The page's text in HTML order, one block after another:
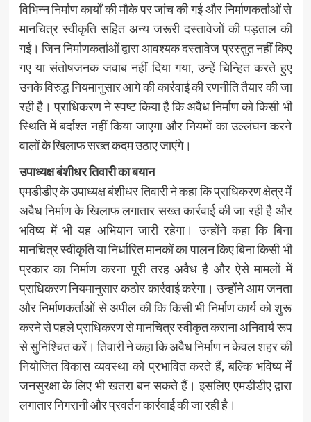
विभिन्न निर्माण कार्यों की मौके पर जांच की गई और निर्माणकर्ताओं से
मानचित्र स्वीकृति सहित अन्य जरूरी दस्तावेजों की पड़ताल की
गई। जिन निर्माणकर्ताओं द्वारा आवश्यक दस्तावेज प्रस्तुत नहीं किए
गए या संतोषजनक जवाब नहीं दिया गया, उन्हें चिन्हित करते हुए
उनके विरुद्ध नियमानुसार आगे की कार्रवाई की रणनीति तैयार की जा
रही है। प्राधिकरण ने स्पष्ट किया है कि अवैध निर्माण को किसी भी
स्थिति में बर्दाश्त नहीं किया जाएगा और नियमों का उल्लंघन करने
वालों के खिलाफ सख्त कदम उठाए जाएंगे।
उपाध्यक्ष बंशीधर तिवारी का बयान
एमडीडीए के उपाध्यक्ष बंशीधर तिवारी ने कहा कि प्राधिकरण क्षेत्र में
अवैध निर्माण के खिलाफ लगातार सख्त कार्रवाई की जा रही है और
भविष्य में भी यह अभियान जारी रहेगा। उन्होंने कहा कि बिना
मानचित्र स्वीकृति या निर्धारित मानकों का पालन किए बिना किसी भी
प्रकार का निर्माण करना पूरी तरह अवैध है और ऐसे मामलों में
प्राधिकरण नियमानुसार कठोर कार्रवाई करेगा। उन्होंने आम जनता
और निर्माणकर्ताओं से अपील की कि किसी भी निर्माण कार्य को शुरू
करने से पहले प्राधिकरण से मानचित्र स्वीकृत कराना अनिवार्य रूप
से सुनिश्चित करें। तिवारी ने कहा कि अवैध निर्माण न केवल शहर की
नियोजित विकास व्यवस्था को प्रभावित करते हैं, बल्कि भविष्य में
जनसुरक्षा के लिए भी खतरा बन सकते हैं। इसलिए एमडीडीए द्वारा
लगातार निगरानी और प्रवर्तन कार्रवाई की जा रही है।